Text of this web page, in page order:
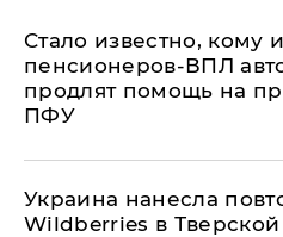
Стало известно, кому
пенсионеров-ВПЛ
продлят помощь на
ПФУ
Украина нанесла
Wildberries в